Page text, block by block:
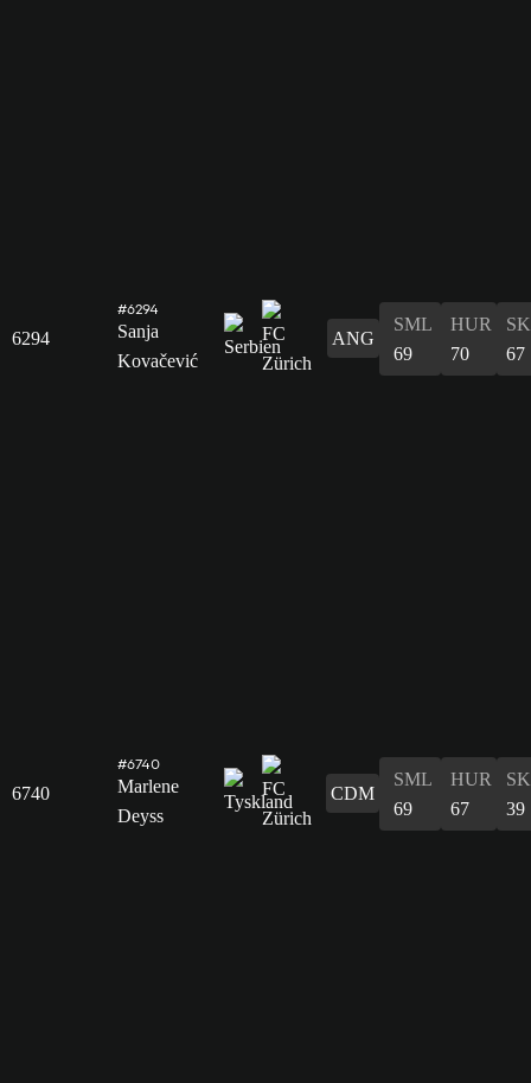
6294
#6294
Sanja
Kovačević
ANG
SML
69
HUR
70
67
6740
#6740
Marlene
Deyss
CDM
SML
69
HUR
67
39